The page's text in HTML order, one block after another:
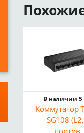
В наличии
Коммутатор
SG108
портов,